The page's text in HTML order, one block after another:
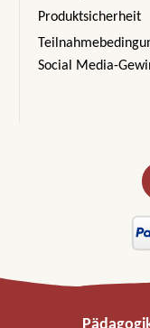
Produktsicherheit
Social Media-